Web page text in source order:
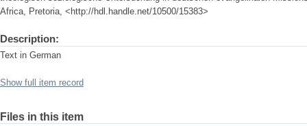
Africa, Pretoria, <http://hdl.handle.net/10500/15383>
Description:
Text in German
Show full item record
Files in this item